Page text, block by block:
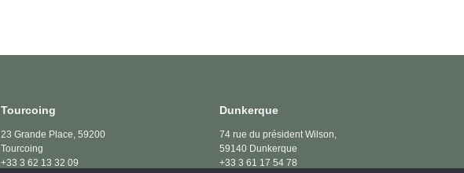
Tourcoing
23 Grande Place, 59200
Tourcoing
+33 3 62 13 32 09
Dunkerque
74 rue du président Wilson,
59140 Dunkerque
+33 3 61 17 54 78